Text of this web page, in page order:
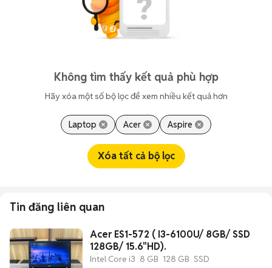
Không tìm thấy kết quả phù hợp
Hãy xóa một số bộ lọc để xem nhiều kết quả hơn
Laptop Acer Aspire
Xóa tất cả bộ lọc
Tin đăng liên quan
Acer ES1-572 ( I3-6100U/ 8GB/ SSD
128GB/ 15.6"HD).
Intel Core i3 8 GB 128 GB SSD